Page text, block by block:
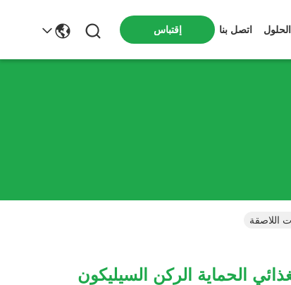
الحلول اتصل بنا إقتباس
اللاصقة
الحماية الركن السيليكون